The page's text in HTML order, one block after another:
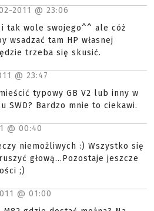
2011 @ 23:06
tak wole swojego^^ ale cóż
wsadzać tam HP własnej
trzeba się skusić.
@ 23:47
typowy GB V2 lub inny w
SWD? Bardzo mnie to ciekawi.
@ 00:40
niemożliwych :) Wszystko się
głową...Pozostaje jeszcze
;)
@ 01:00